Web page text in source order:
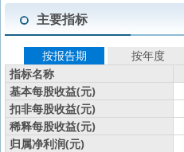
主要指标
按报告期 按年度
指标名称
基本每股收益(元)
扣非每股收益(元)
稀释每股收益(元)
归属净利润(元)